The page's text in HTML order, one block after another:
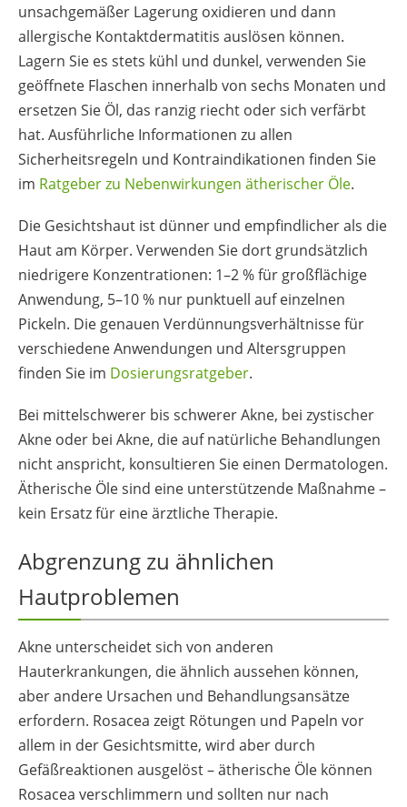
unsachgemäßer Lagerung oxidieren und dann
allergische Kontaktdermatitis auslösen können.
Lagern Sie es stets kühl und dunkel, verwenden Sie
geöffnete Flaschen innerhalb von sechs Monaten und
ersetzen Sie Öl, das ranzig riecht oder sich verfärbt
hat. Ausführliche Informationen zu allen
Sicherheitsregeln und Kontraindikationen finden Sie
im Ratgeber zu Nebenwirkungen ätherischer Öle.
Die Gesichtshaut ist dünner und empfindlicher als die
Haut am Körper. Verwenden Sie dort grundsätzlich
niedrigere Konzentrationen: 1–2 % für großflächige
Anwendung, 5–10 % nur punktuell auf einzelnen
Pickeln. Die genauen Verdünnungsverhältnisse für
verschiedene Anwendungen und Altersgruppen
finden Sie im Dosierungsratgeber.
Bei mittelschwerer bis schwerer Akne, bei zystischer
Akne oder bei Akne, die auf natürliche Behandlungen
nicht anspricht, konsultieren Sie einen Dermatologen.
Ätherische Öle sind eine unterstützende Maßnahme –
kein Ersatz für eine ärztliche Therapie.
Abgrenzung zu ähnlichen
Hautproblemen
Akne unterscheidet sich von anderen
Hauterkrankungen, die ähnlich aussehen können,
aber andere Ursachen und Behandlungsansätze
erfordern. Rosacea zeigt Rötungen und Papeln vor
allem in der Gesichtsmitte, wird aber durch
Gefäßreaktionen ausgelöst – ätherische Öle können
Rosacea verschlimmern und sollten nur nach